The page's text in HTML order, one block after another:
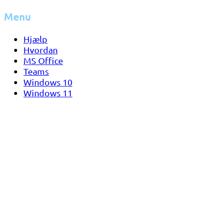
Menu
Hjælp
Hvordan
MS Office
Teams
Windows 10
Windows 11